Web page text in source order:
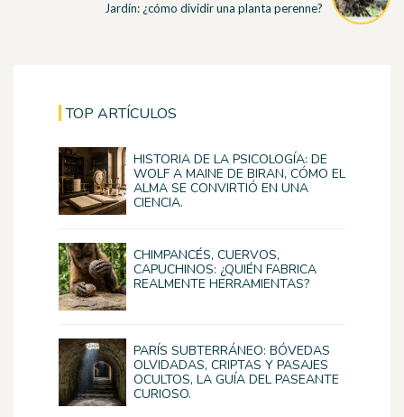
Jardín: ¿cómo dividir una planta perenne?
TOP ARTÍCULOS
HISTORIA DE LA PSICOLOGÍA: DE
WOLF A MAINE DE BIRAN, CÓMO EL
ALMA SE CONVIRTIÓ EN UNA
CIENCIA.
CHIMPANCÉS, CUERVOS,
CAPUCHINOS: ¿QUIÉN FABRICA
REALMENTE HERRAMIENTAS?
PARÍS SUBTERRÁNEO: BÓVEDAS
OLVIDADAS, CRIPTAS Y PASAJES
OCULTOS, LA GUÍA DEL PASEANTE
CURIOSO.